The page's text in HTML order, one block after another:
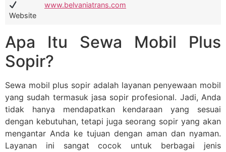
Website
www.belvaniatrans.com
Apa Itu Sewa Mobil Plus
Sopir?
Sewa mobil plus sopir adalah layanan penyewaan mobil
yang sudah termasuk jasa sopir profesional. Jadi, Anda
tidak hanya mendapatkan kendaraan yang sesuai
dengan kebutuhan, tetapi juga seorang sopir yang akan
mengantar Anda ke tujuan dengan aman dan nyaman.
Layanan ini sangat cocok untuk berbagai jenis